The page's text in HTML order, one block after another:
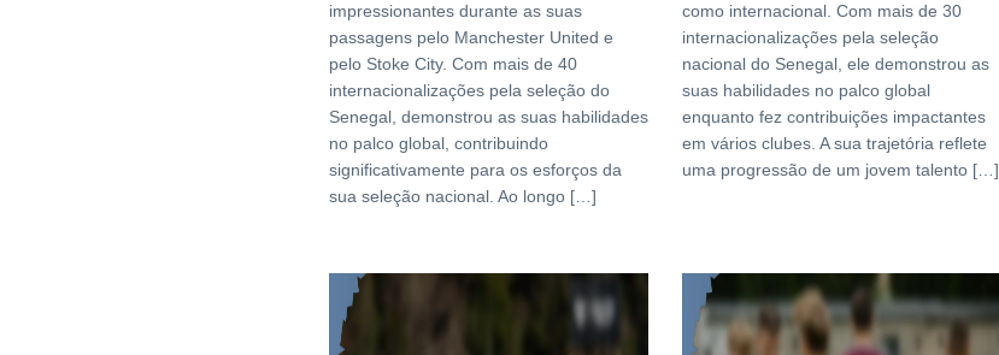
impressionantes durante as suas
passagens pelo Manchester United e
pelo Stoke City. Com mais de 40
internacionalizações pela seleção do
Senegal, demonstrou as suas habilidades
no palco global, contribuindo
significativamente para os esforços da
sua seleção nacional. Ao longo […]
como internacional. Com mais de 30
internacionalizações pela seleção
nacional do Senegal, ele demonstrou as
suas habilidades no palco global
enquanto fez contribuições impactantes
em vários clubes. A sua trajetória reflete
uma progressão de um jovem talento […]